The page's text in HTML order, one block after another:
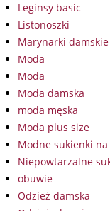
Leginsy basic
Listonoszki
Marynarki damskie
Moda
Moda
Moda damska
moda męska
Moda plus size
Modne sukienki
Niepowtarzalne
obuwie
Odzież damska